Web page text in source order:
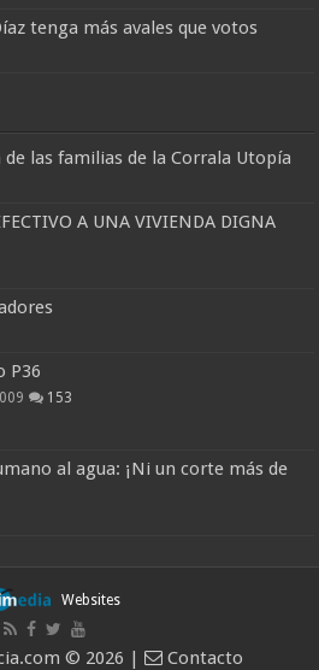
tenga más avales que votos
las familias de la Corrala Utopía
A UNA VIVIENDA DIGNA
P36
153
al agua: ¡Ni un corte más de
Websites
© 2026 | Contacto